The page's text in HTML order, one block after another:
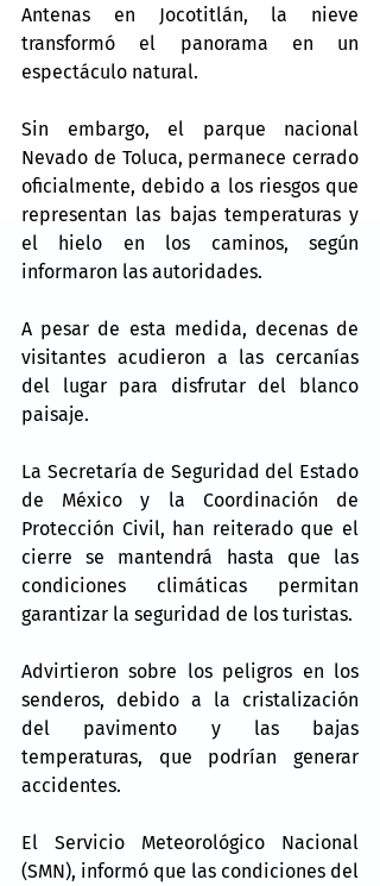
Antenas en Jocotitlán, la nieve
transformó el panorama en un
espectáculo natural.
Sin embargo, el parque nacional
Nevado de Toluca, permanece cerrado
oficialmente, debido a los riesgos que
representan las bajas temperaturas y
el hielo en los caminos, según
informaron las autoridades.
A pesar de esta medida, decenas de
visitantes acudieron a las cercanías
del lugar para disfrutar del blanco
paisaje.
La Secretaría de Seguridad del Estado
de México y la Coordinación de
Protección Civil, han reiterado que el
cierre se mantendrá hasta que las
condiciones climáticas permitan
garantizar la seguridad de los turistas.
Advirtieron sobre los peligros en los
senderos, debido a la cristalización
del pavimento y las bajas
temperaturas, que podrían generar
accidentes.
El Servicio Meteorológico Nacional
(SMN), informó que las condiciones del